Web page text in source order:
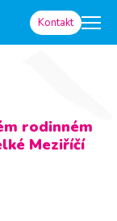
Kontakt
rodinném
Meziříčí